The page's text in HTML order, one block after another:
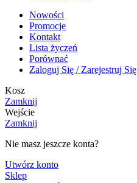
Nowości
Promocje
Kontakt
Lista życzeń
Porównać
Zaloguj Się / Zarejestruj Się
Kosz
Zamknij
Wejście
Zamknij
Nie masz jeszcze konta?
Utwórz konto
Sklep